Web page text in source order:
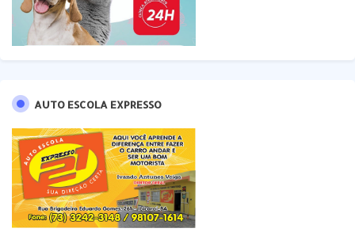
AUTO ESCOLA EXPRESSO